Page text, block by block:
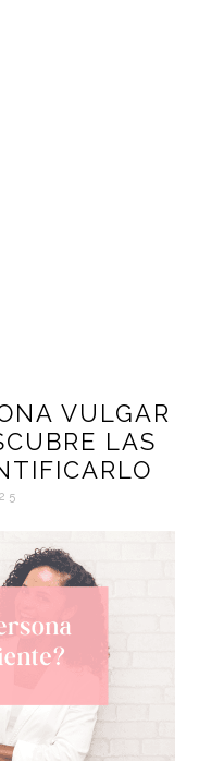
VULGAR
LAS